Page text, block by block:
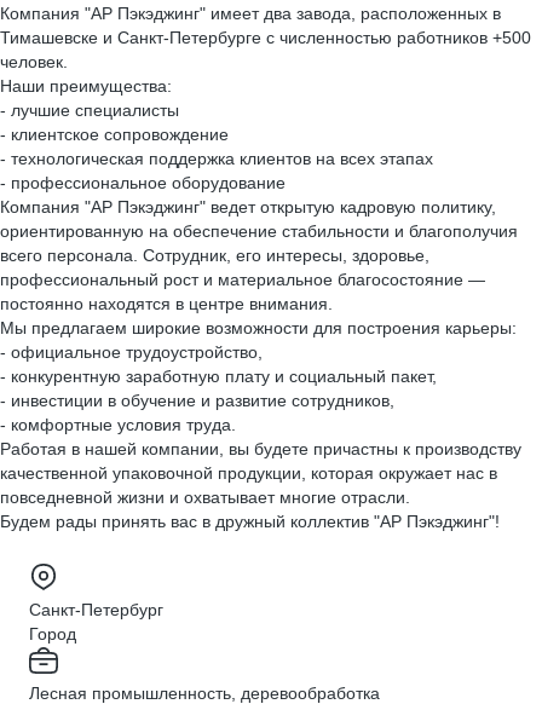
Компания "АР Пэкэджинг" имеет два завода, расположенных в
Тимашевске и Санкт-Петербурге с численностью работников +500
человек.
Наши преимущества:
- лучшие специалисты
- клиентское сопровождение
- технологическая поддержка клиентов на всех этапах
- профессиональное оборудование
Компания "АР Пэкэджинг" ведет открытую кадровую политику,
ориентированную на обеспечение стабильности и благополучия
всего персонала. Сотрудник, его интересы, здоровье,
профессиональный рост и материальное благосостояние —
постоянно находятся в центре внимания.
Мы предлагаем широкие возможности для построения карьеры:
- официальное трудоустройство,
- конкурентную заработную плату и социальный пакет,
- инвестиции в обучение и развитие сотрудников,
- комфортные условия труда.
Работая в нашей компании, вы будете причастны к производству
качественной упаковочной продукции, которая окружает нас в
повседневной жизни и охватывает многие отрасли.
Будем рады принять вас в дружный коллектив "АР Пэкэджинг"!
Санкт-Петербург
Город
Лесная промышленность, деревообработка